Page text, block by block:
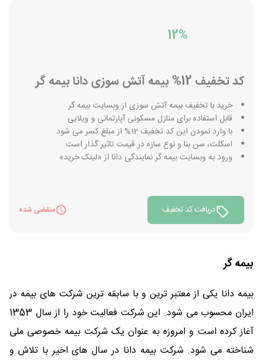
12%
کد تخفیف 12% بیمه آتش سوزی دانا بیمه گر
خرید با تخفیف بیمه آتش سوزی از وبسایت بیمه گر
قابل استفاده برای منازل مسکونی آپارتمانی و ویلایی
با وارد نمودن این کد تخفیف 12% از مبلغ کسر می شود
اسکلت، سن بنا و نوع سازه در قیمت تاثیر گذار است
ورود به وبسایت بیمه گر نمایندگی دانا از «لینک خرید»
دریافت کد تخفیف منقضی شده
بیمه گر
بیمه دانا یکی از معتبر ترین و با سابقه ترین شرکت های بیمه در
ایران محسوب می شود. این شرکت فعالیت خود را از سال 1353
آغاز کرده است و امروزه به عنوان یک شرکت بیمه خصوصی ملی
شناخته می شود. شرکت بیمه دانا در سال های اخیر با تلاش و